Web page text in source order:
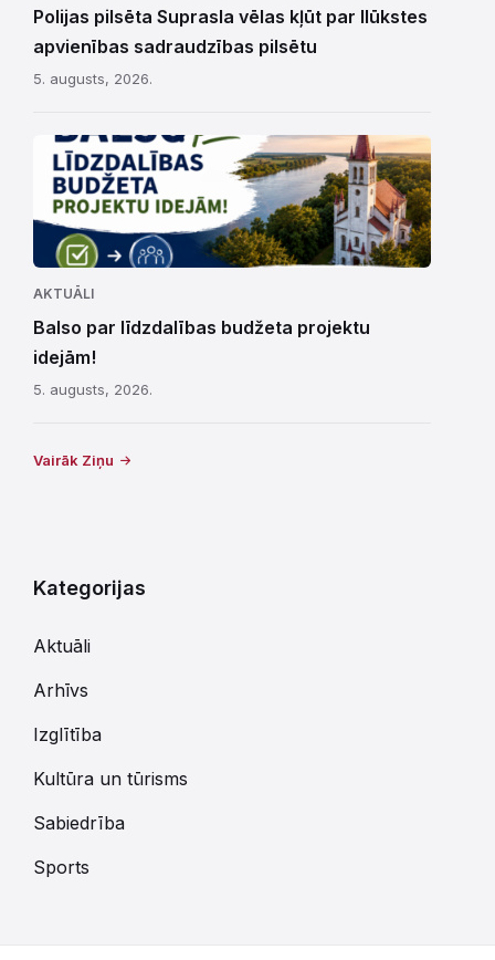
Polijas pilsēta Suprasla vēlas kļūt par Ilūkstes
apvienības sadraudzības pilsētu
5. augusts, 2026.
AKTUĀLI
Balso par līdzdalības budžeta projektu
idejām!
5. augusts, 2026.
Vairāk Ziņu
Kategorijas
Aktuāli
Arhīvs
Izglītība
Kultūra un tūrisms
Sabiedrība
Sports